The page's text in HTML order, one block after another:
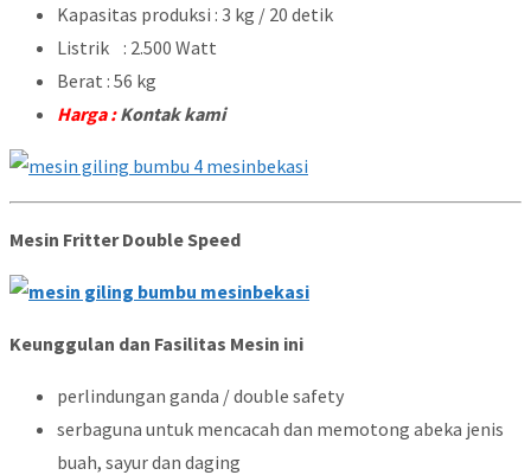
Kapasitas produksi : 3 kg / 20 detik
Listrik : 2.500 Watt
Berat : 56 kg
Harga :Kontak kami
Mesin Fritter Double Speed
Keunggulan dan Fasilitas Mesin ini
perlindungan ganda / double safety
serbaguna untuk mencacah dan memotong abeka jenis
buah, sayur dan daging